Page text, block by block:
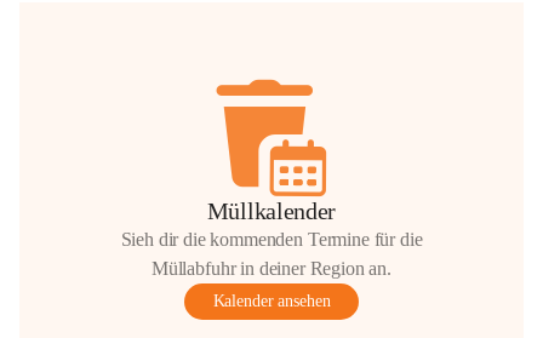
Müllkalender
Sieh dir die kommenden Termine für die
Müllabfuhr in deiner Region an.
Kalender ansehen